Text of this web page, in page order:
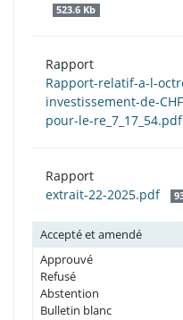
523.6 Kb
Rapport
Rapport-relatif-a-l-
investissement-de-
pour-le-re_7_17_54.pdf
Rapport
extrait-22-2025.pdf
Accepté et amendé
Approuvé
Refusé
Abstention
Bulletin blanc